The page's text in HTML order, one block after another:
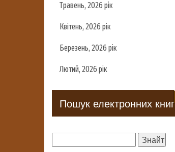
Травень, 2026 рік
Квітень, 2026 рік
Березень, 2026 рік
Лютий, 2026 рік
Пошук електронних книг